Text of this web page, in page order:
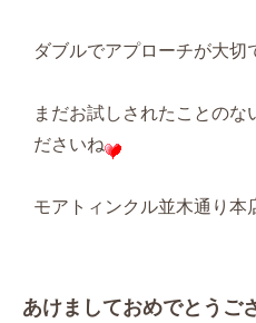
ダブルでアプローチが大切
まだお試しされたことのな
ださいね
モアトィンクル並木通り
あけましておめでとうご